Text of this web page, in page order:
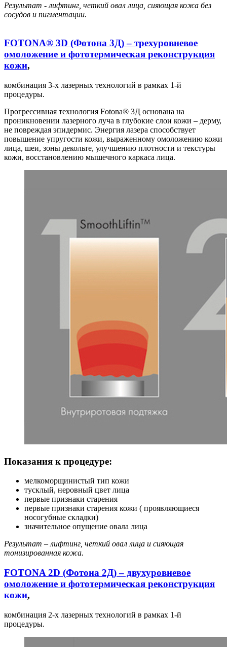
Результат - лифтинг, четкий овал лица, сияющая кожа без
сосудов и пигментации.
FOTONA® 3D (Фотона 3Д) – трехуровневое
омоложение и фототермическая реконструкция
кожи,
комбинация 3-х лазерных технологий в рамках 1-й
процедуры.
Прогрессивная технология Fotona® 3Д основана на
проникновении лазерного луча в глубокие слои кожи – дерму,
не повреждая эпидермис. Энергия лазера способствует
повышение упругости кожи, выраженному омоложению кожи
лица, шеи, зоны декольте, улучшению плотности и текстуры
кожи, восстановлению мышечного каркаса лица.
Показания к процедуре:
мелкоморщинистый тип кожи
тусклый, неровный цвет лица
первые признаки старения
первые признаки старения кожи ( проявляющиеся
носогубные складки)
значительное опущение овала лица
Результат – лифтинг, четкий овал лица и сияющая
тонизированная кожа.
FOTONA 2D (Фотона 2Д) – двухуровневое
омоложение и фототермическая реконструкция
кожи,
комбинация 2-х лазерных технологий в рамках 1-й
процедуры.